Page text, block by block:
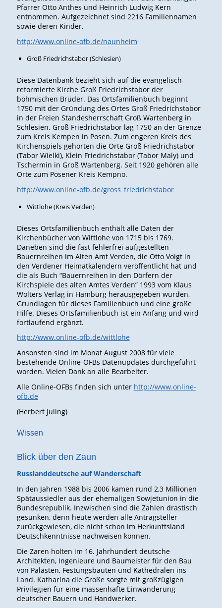
Pfarrer Otto Anthes und Heinrich Ludwig Kern
entnommen. Aufgezeichnet sind 2216 Familiennamen
sowie deren Kinder.
http://www.online-ofb.de/naunheim
Groß Friedrichstabor (Schlesien)
Diese Datenbank bezieht sich auf die evangelisch-
reformierte Kirche Groß Friedrichstabor der
böhmischen Brüder. Das Ortsfamilienbuch beginnt
1750 mit der Gründung des Ortes Groß Friedrichstabor
in der Freien Standesherrschaft Groß Wartenberg in
Schlesien. Groß Friedrichstabor lag 1750 an der Grenze
zum Kreis Kempen in Posen. Zum engeren Kreis des
Kirchenspiels gehörten die Orte Groß Friedrichstabor
(Tabor Wielki), Klein Friedrichstabor (Tabor Maly) und
Tschermin in Groß Wartenberg. Seit 1920 gehören alle
Orte zum Posener Kreis Kempno.
http://www.online-ofb.de/gross_friedrichstabor
Wittlohe (Kreis Verden)
Dieses Ortsfamilienbuch enthält alle Daten der
Kirchenbücher von Wittlohe von 1715 bis 1769.
Daneben sind die fast fehlerfrei aufgestellten
Bauernreihen im Alten Amt Verden, die Otto Voigt in
den Verdener Heimatkalendern veröffentlicht hat und
die als Buch “Bauernreihen in den Dörfern der
Kirchspiele des alten Amtes Verden” 1993 vom Klaus
Wolters Verlag in Hamburg herausgegeben wurden,
Grundlagen für dieses Familienbuch und eine große
Hilfe. Dieses Ortsfamilienbuch ist ein Anfang und wird
fortlaufend ergänzt.
http://www.online-ofb.de/wittlohe
Ansonsten sind im Monat August 2008 für viele
bestehende Online-OFBs Datenupdates durchgeführt
worden. Vielen Dank an alle Bearbeiter.
Alle Online-OFBs finden sich unter http://www.online-
ofb.de
(Herbert Juling)
Wissen
Blick über den Zaun
Russlanddeutsche auf Wanderschaft
In den Jahren 1988 bis 2006 kamen rund 2,3 Millionen
Spätaussiedler aus der ehemaligen Sowjetunion in die
Bundesrepublik. Inzwischen sind die Zahlen drastisch
gesunken, denn heute werden alle Antragsteller
zurückgewiesen, die nicht schon im Herkunftsland
Deutschkenntnisse nachweisen können.
Die Zaren holten im 16. Jahrhundert deutsche
Architekten, Ingenieure und Baumeister für den Bau
von Palästen, Festungsbauten und Kathedralen ins
Land. Katharina die Große sorgte mit großzügigen
Privilegien für eine massenhafte Einwanderung
deutscher Bauern und Handwerker.